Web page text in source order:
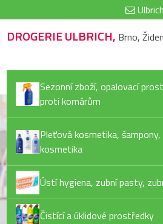
DROGERIE ULBRICH, Brno,
Sezonní zboží, opalovací
proti komárům
Pleťová kosmetika,
kosmetika
Ústí hygiena, zubní pasty,
Čistící a úklidové prostředky